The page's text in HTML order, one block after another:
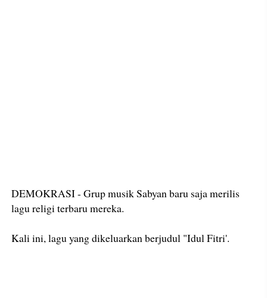
DEMOKRASI - Grup musik Sabyan baru saja merilis
lagu religi terbaru mereka.
Kali ini, lagu yang dikeluarkan berjudul "Idul Fitri'.